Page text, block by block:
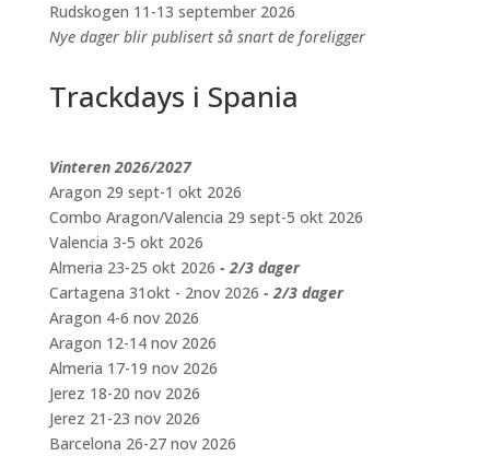
Rudskogen 11-13 september 2026
Nye dager blir publisert så snart de foreligger
Trackdays i Spania
Vinteren 2026/2027
Aragon 29 sept-1 okt 2026
Combo Aragon/Valencia 29 sept-5 okt 2026
Valencia 3-5 okt 2026
Almeria 23-25 okt 2026 - 2/3 dager
Cartagena 31okt - 2nov 2026 - 2/3 dager
Aragon 4-6 nov 2026
Aragon 12-14 nov 2026
Almeria 17-19 nov 2026
Jerez 18-20 nov 2026
Jerez 21-23 nov 2026
Barcelona 26-27 nov 2026